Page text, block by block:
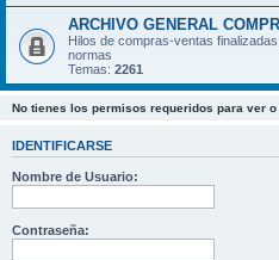
ARCHIVO GENERAL
Hilos de compras-ventas
normas
Temas: 2261
No tienes los permisos requeridos para ver o
IDENTIFICARSE
Nombre de Usuario:
Contraseña: